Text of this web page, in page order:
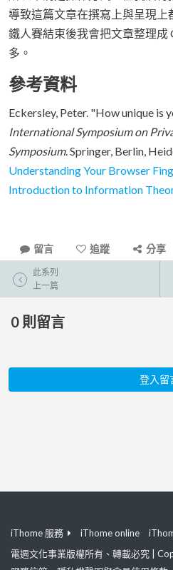
導致這篇文章在撰寫上與呈現
鐵人賽結束後我會把文章整理
多。
參考資料
Eckersley, Peter. "How unique is
International Symposium on
Symposium. Springer, Berlin,
Understanding Your Browser
Introduction to Information
留言 追蹤 分享
此系列
上一篇
0 則留言
登入留
iThome 服務 iThome online
電週文化事業版權所有、轉載必究 |